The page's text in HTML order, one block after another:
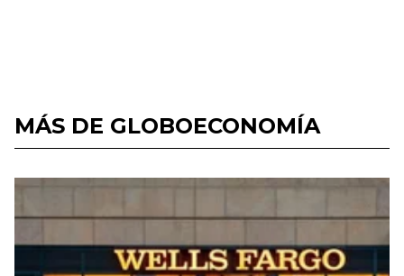
MÁS DE GLOBOECONOMÍA